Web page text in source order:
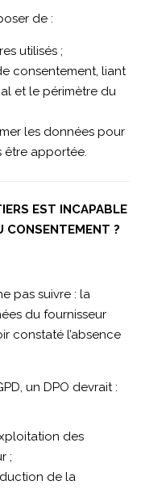
de :
utilisés ;
consentement, liant
et le périmètre du
les données pour
être apportée.
EST INCAPABLE
CONSENTEMENT ?
pas suivre : la
du fournisseur
constaté l’absence
un DPO devrait :
des
;
de la